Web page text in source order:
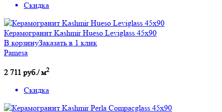
Скидка
Керамогранит Kashmir Hueso Leviglass 45x90
В корзинуЗаказать в 1 клик
Pamesa
2 711 руб./ м2
Скидка